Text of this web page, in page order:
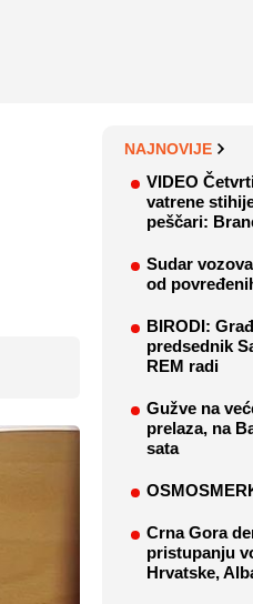
NAJNOVIJE
VIDEO
vatrene
peščari:
Sudar
od
BIRODI:
predsednik
REM radi
Gužve na
prelaza, na
sata
Crna Gora
pristupanju
Hrvatske,